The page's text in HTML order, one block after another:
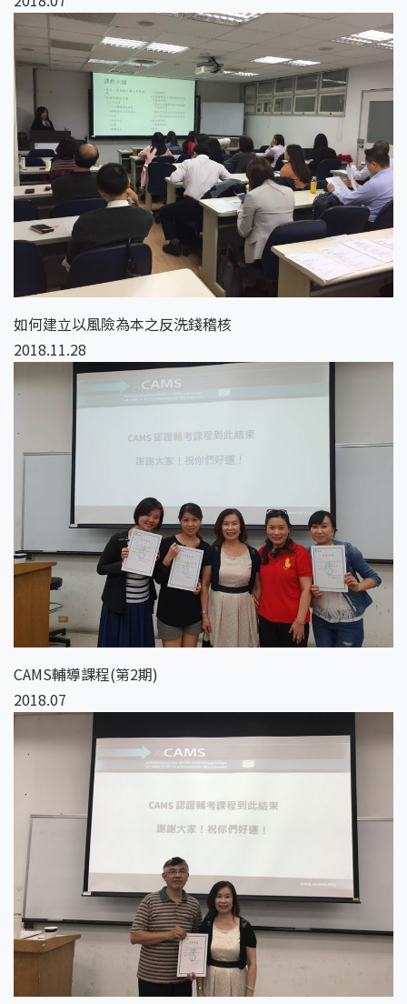
如何建立以風險為本之反洗錢稽核
2018.11.28
CAMS輔導課程(第2期)
2018.07